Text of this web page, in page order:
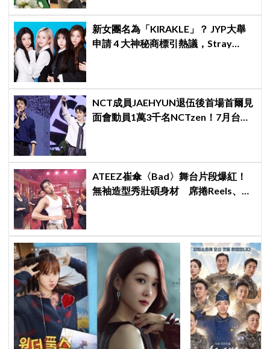
新女團名為「KIRAKLE」？ JYP大舉
申請 4 大神秘商標引熱議，Stray
NCT成員JAEHYUN退伍後首場首爾見
面會動員1萬3千名NCTzen！7月台北
ATEEZ崔傘〈Bad〉舞台片段爆紅！
無袖造型秀壯碩身材 席捲Reels、